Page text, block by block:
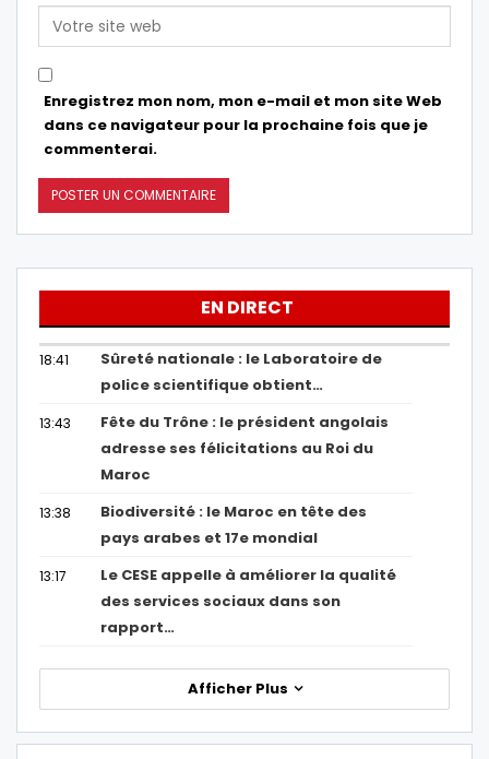
Enregistrez mon nom, mon e-mail et mon site Web
dans ce navigateur pour la prochaine fois que je
commenterai.
EN DIRECT
18:41
Sûreté nationale : le Laboratoire de
police scientifique obtient…
13:43
Fête du Trône : le président angolais
adresse ses félicitations au Roi du
Maroc
13:38
Biodiversité : le Maroc en tête des
pays arabes et 17e mondial
13:17
Le CESE appelle à améliorer la qualité
des services sociaux dans son
rapport…
Afficher Plus